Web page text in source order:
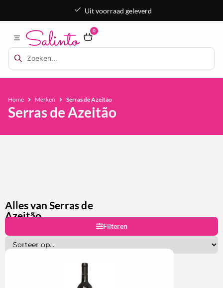
Uit voorraad geleverd
0
Home Merken Serras de Azeitão
Serras de Azeitão
Alles van Serras de
Azeitão
Filteren